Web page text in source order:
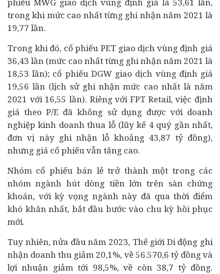
trong khi mức cao nhất từng ghi nhận năm 2021 là
19,77 lần.
Trong khi đó, cổ phiếu PET giao dịch vùng định giá
36,43 lần (mức cao nhất từng ghi nhận năm 2021 là
18,53 lần); cổ phiếu DGW giao dịch vùng định giá
19,56 lần (lịch sử ghi nhận mức cao nhất là năm
2021 với 16,55 lần). Riêng với FPT Retail, việc định
giá theo P/E đã không sử dụng được với doanh
nghiệp kinh doanh thua lỗ (lũy kế 4 quý gần nhất,
đơn vị này ghi nhận lỗ khoảng 43,87 tỷ đồng),
nhưng giá cổ phiếu vẫn tăng cao.
Nhóm cổ phiếu bán lẻ trở thành một trong các
nhóm ngành hút dòng tiền lớn trên sàn chứng
khoán, với kỳ vọng ngành này đã qua thời điểm
khó khăn nhất, bắt đầu bước vào chu kỳ hồi phục
mới.
Tuy nhiên, nửa đầu năm 2023, Thế giới Di động ghi
nhận doanh thu giảm 20,1%, về 56.570,6 tỷ đồng và
lợi nhuận giảm tới 98,5%, về còn 38,7 tỷ đồng.